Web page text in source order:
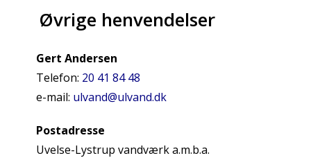
Øvrige henvendelser
Gert Andersen
Telefon: 20 41 84 48
e-mail: ulvand@ulvand.dk
Postadresse
Uvelse-Lystrup vandværk a.m.b.a.